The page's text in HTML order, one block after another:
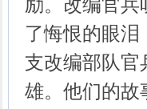
励。改编官
了悔恨的眼
支改编部队官
雄。他们的故